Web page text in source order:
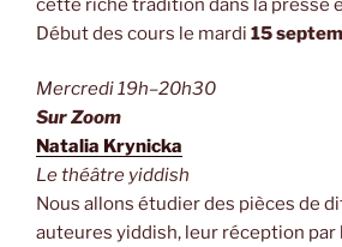
Début des cours le mardi 15
Mercredi 19h–20h30
Sur Zoom
Natalia Krynicka
Le théâtre yiddish
Nous allons étudier des pièces de
auteures yiddish, leur réception par